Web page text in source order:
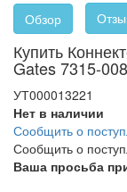
Обзор
Купить
Gates 7315-
УТ000013221
Нет в наличии
Сообщить о
Сообщить о
Ваша просьба